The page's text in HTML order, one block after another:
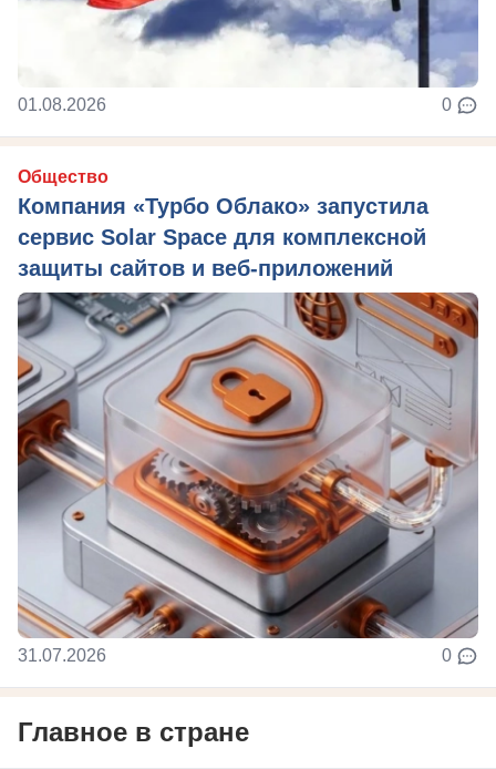
01.08.2026 0
Общество
Компания «Турбо Облако» запустила
сервис Solar Space для комплексной
защиты сайтов и веб-приложений
31.07.2026 0
Главное в стране